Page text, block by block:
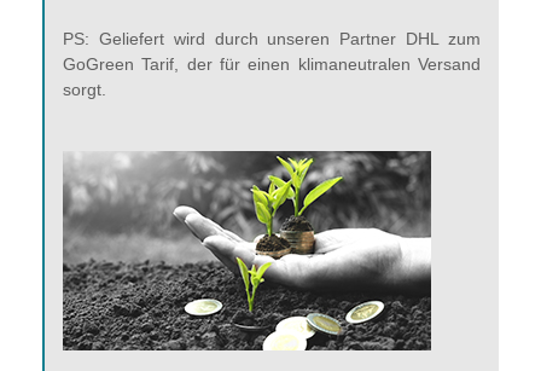
PS: Geliefert wird durch unseren Partner DHL zum
GoGreen Tarif, der für einen klimaneutralen Versand
sorgt.